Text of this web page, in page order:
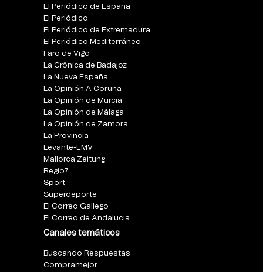
El Periódico de España
El Periódico
El Periódico de Extremadura
El Periódico Mediterráneo
Faro de Vigo
La Crónica de Badajoz
La Nueva España
La Opinión A Coruña
La Opinión de Murcia
La Opinión de Málaga
La Opinión de Zamora
La Provincia
Levante-EMV
Mallorca Zeitung
Regio7
Sport
Superdeporte
El Correo Gallego
El Correo de Andalucia
Canales temáticos
Buscando Respuestas
Compramejor